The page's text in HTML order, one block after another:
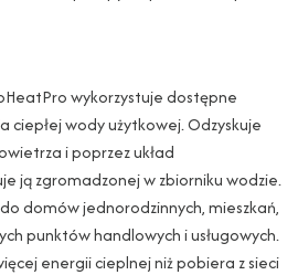
wykorzystuje dostępne
wody użytkowej. Odzyskuje
i poprzez układ
ją zgromadzonej w zbiorniku wodzie.
domów jednorodzinnych, mieszkań,
punktów handlowych i usługowych.
energii cieplnej niż pobiera z sieci